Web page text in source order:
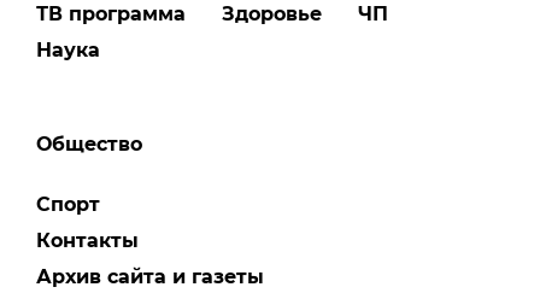
ТВ программа
Наука
Здоровье
ЧП
Общество
Спорт
Контакты
Архив сайта и газеты